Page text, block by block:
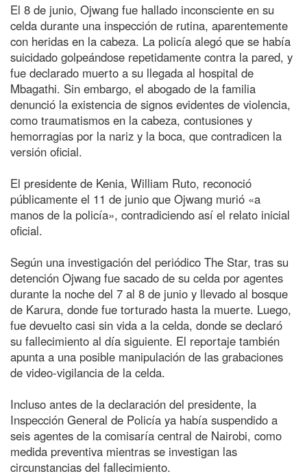
El 8 de junio, Ojwang fue hallado inconsciente en su
celda durante una inspección de rutina, aparentemente
con heridas en la cabeza. La policía alegó que se había
suicidado golpeándose repetidamente contra la pared, y
fue declarado muerto a su llegada al hospital de
Mbagathi. Sin embargo, el abogado de la familia
denunció la existencia de signos evidentes de violencia,
como traumatismos en la cabeza, contusiones y
hemorragias por la nariz y la boca, que contradicen la
versión oficial.
El presidente de Kenia, William Ruto, reconoció
públicamente el 11 de junio que Ojwang murió «a
manos de la policía», contradiciendo así el relato inicial
oficial.
Según una investigación del periódico The Star, tras su
detención Ojwang fue sacado de su celda por agentes
durante la noche del 7 al 8 de junio y llevado al bosque
de Karura, donde fue torturado hasta la muerte. Luego,
fue devuelto casi sin vida a la celda, donde se declaró
su fallecimiento al día siguiente. El reportaje también
apunta a una posible manipulación de las grabaciones
de video-vigilancia de la celda.
Incluso antes de la declaración del presidente, la
Inspección General de Policía ya había suspendido a
seis agentes de la comisaría central de Nairobi, como
medida preventiva mientras se investigan las
circunstancias del fallecimiento.